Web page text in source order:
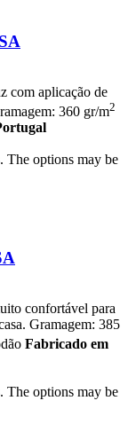
com aplicação de
360 gr/m2
The options may be
confortável para
Gramagem: 385
Fabricado em
The options may be